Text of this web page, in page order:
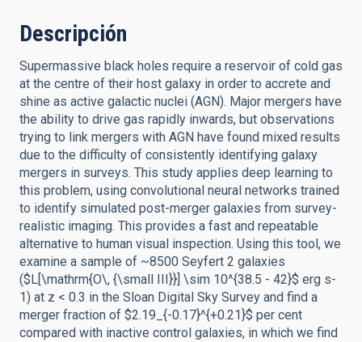
Descripción
Supermassive black holes require a reservoir of cold gas
at the centre of their host galaxy in order to accrete and
shine as active galactic nuclei (AGN). Major mergers have
the ability to drive gas rapidly inwards, but observations
trying to link mergers with AGN have found mixed results
due to the difficulty of consistently identifying galaxy
mergers in surveys. This study applies deep learning to
this problem, using convolutional neural networks trained
to identify simulated post-merger galaxies from survey-
realistic imaging. This provides a fast and repeatable
alternative to human visual inspection. Using this tool, we
examine a sample of ~8500 Seyfert 2 galaxies
($L[\mathrm{O\, {\small III}}] \sim 10^{38.5 - 42}$ erg s-
1) at z < 0.3 in the Sloan Digital Sky Survey and find a
merger fraction of $2.19_{-0.17}^{+0.21}$ per cent
compared with inactive control galaxies, in which we find